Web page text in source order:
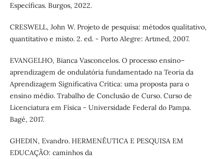
Específicas. Burgos, 2022.
CRESWELL, John W. Projeto de pesquisa: métodos qualitativo,
quantitativo e misto. 2. ed. - Porto Alegre: Artmed, 2007.
EVANGELHO, Bianca Vasconcelos. O processo ensino–
aprendizagem de ondulatória fundamentado na Teoria da
Aprendizagem Significativa Crítica: uma proposta para o
ensino médio. Trabalho de Conclusão de Curso. Curso de
Licenciatura em Física - Universidade Federal do Pampa.
Bagé, 2017.
GHEDIN, Evandro. HERMENÊUTICA E PESQUISA EM
EDUCAÇÃO: caminhos da